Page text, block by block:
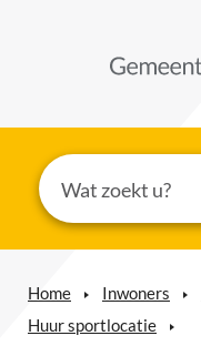
Home Inwoners
Huur sportlocatie